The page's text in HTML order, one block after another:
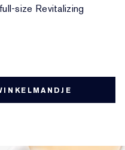
size Revitalizing